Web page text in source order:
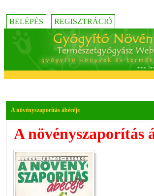
BELÉPÉS REGISZTRÁCIÓ
A növényszaporítás ábécéje
A növényszaporítás